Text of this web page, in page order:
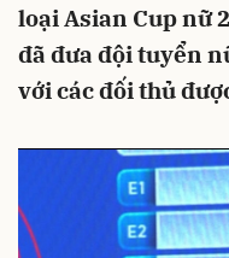
loại Asian Cup nữ
đã đưa đội tuyển
với các đối thủ